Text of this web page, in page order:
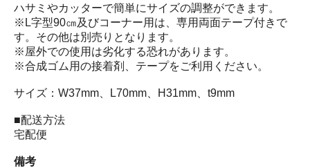
ハサミやカッターで簡単にサイズの調整ができます。
※L字型90㎝及びコーナー用は、専用両面テープ付きで
す。その他は別売りとなります。
※屋外での使用は劣化する恐れがあります。
※合成ゴム用の接着剤、テープをご利用ください。
サイズ：W37mm、L70mm、H31mm、t9mm
■配送方法
宅配便
備考